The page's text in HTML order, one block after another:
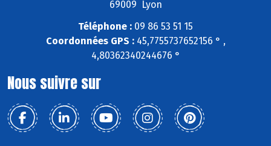
69009 Lyon
Téléphone : 09 86 53 51 15
Coordonnées GPS :45,7755737652156 ° ,
4,80362340244676 °
Nous suivre sur